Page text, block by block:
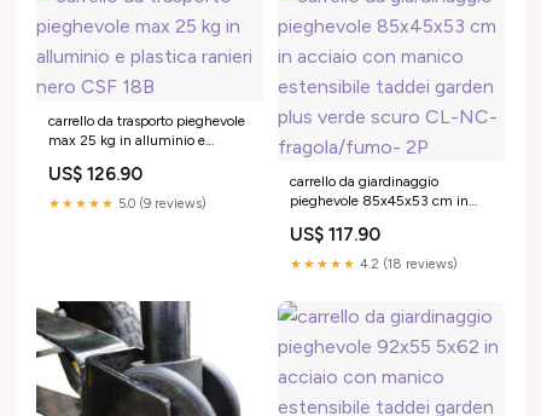
carrello da trasporto pieghevole
max 25 kg in alluminio e
US$ 126.90
★★★★★ 5.0 (9 reviews)
carrello da giardinaggio
pieghevole 85x45x53 cm in
taddei garden plus verde scuro
CL-NC-fragola/fumo- 2P
US$ 117.90
★★★★★ 4.2 (18 reviews)